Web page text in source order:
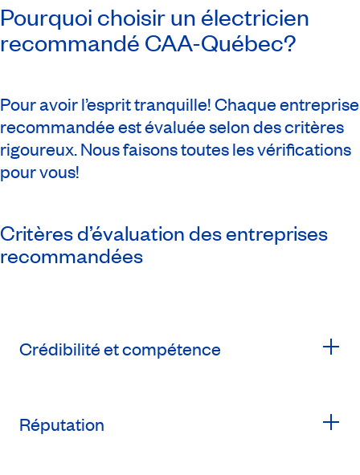
Pourquoi choisir un électricien
recommandé CAA-Québec?
Pour avoir l’esprit tranquille! Chaque entreprise
recommandée est évaluée selon des critères
rigoureux. Nous faisons toutes les vérifications
pour vous!
Critères d’évaluation des entreprises
recommandées
Crédibilité et compétence
Réputation